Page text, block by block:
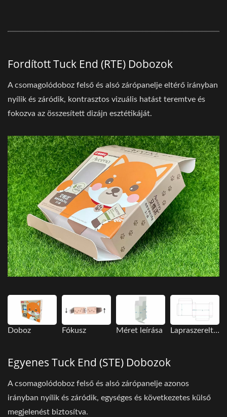
Fordított Tuck End (RTE) Dobozok
A csomagolódoboz felső és alsó zárópanelje eltérő irányban
nyílik és záródik, kontrasztos vizuális hatást teremtve és
fokozva az összesített dizájn esztétikáját.
Doboz Fókusz Méret leírása Lapraszerelt megjelenítési kép
Egyenes Tuck End (STE) Dobozok
A csomagolódoboz felső és alsó zárópanelje azonos
irányban nyílik és záródik, egységes és következetes külső
megjelenést biztosítva.